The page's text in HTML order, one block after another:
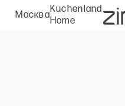
Москва
Kuchenland
Home